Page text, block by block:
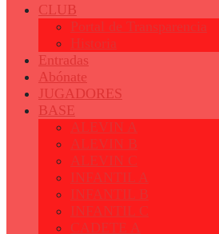
CLUB
Portal de Transparencia
Historia
Entradas
Abónate
JUGADORES
BASE
ALEVIN A
ALEVIN B
ALEVIN C
INFANTIL A
INFANTIL B
INFANTIL C
CADETE A